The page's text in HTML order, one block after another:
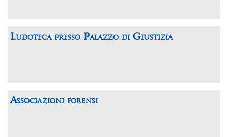
Ludoteca presso Palazzo di Giustizia
Associazioni forensi